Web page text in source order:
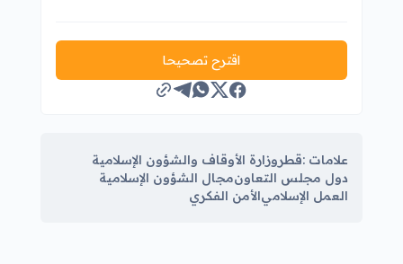
اقترح تصحيحا
علامات :قطروزارة الأوقاف والشؤون الإسلامية
دول مجلس التعاونمجال الشؤون الإسلامية
العمل الإسلاميالأمن الفكري